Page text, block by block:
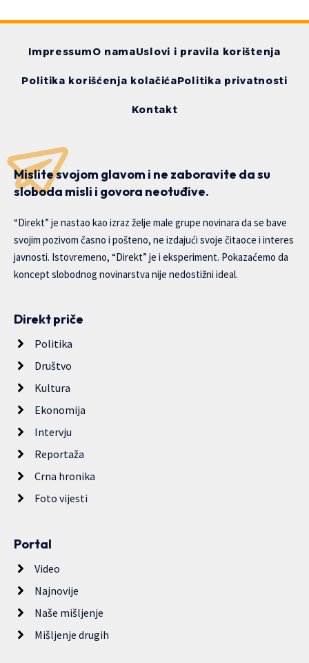
ImpressumO namaUslovi i pravila korištenja
Politika korišćenja kolačićaPolitika privatnosti
Kontakt
Mislite svojom glavom i ne zaboravite da su
sloboda misli i govora neotuđive.
“Direkt” je nastao kao izraz želje male grupe novinara da se bave
svojim pozivom časno i pošteno, ne izdajući svoje čitaoce i interes
javnosti. Istovremeno, “Direkt” je i eksperiment. Pokazaćemo da
koncept slobodnog novinarstva nije nedostižni ideal.
Direkt priče
Politika
Društvo
Kultura
Ekonomija
Intervju
Reportaža
Crna hronika
Foto vijesti
Portal
Video
Najnovije
Naše mišljenje
Mišljenje drugih